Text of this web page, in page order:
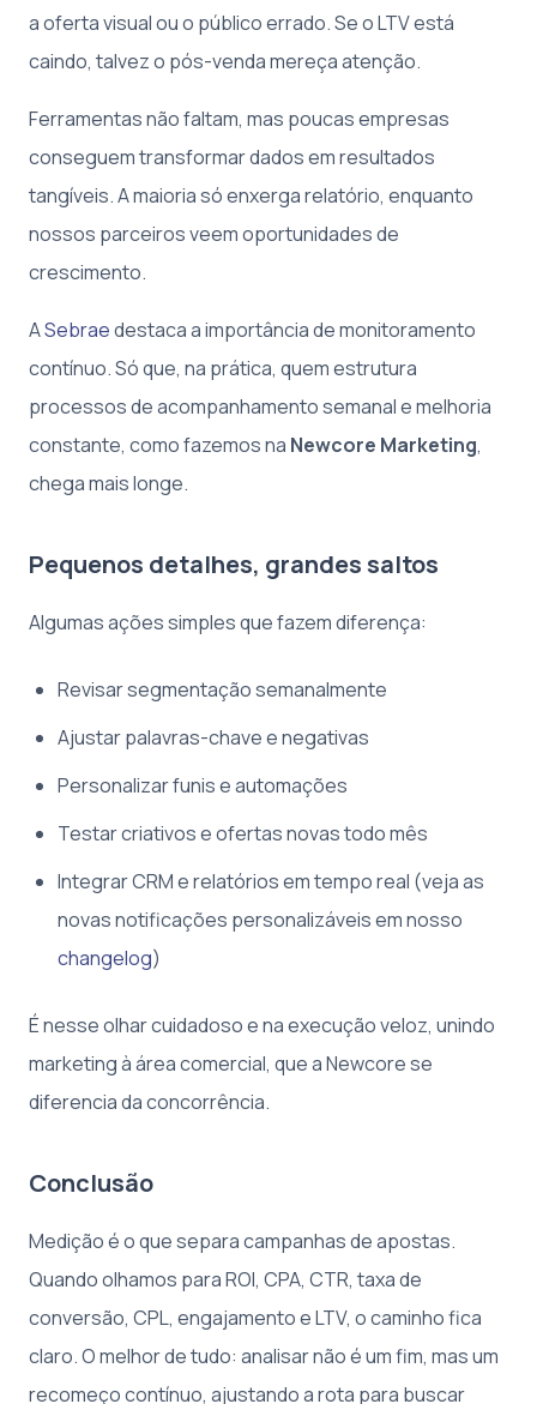
a oferta visual ou o público errado. Se o LTV está
caindo, talvez o pós-venda mereça atenção.
Ferramentas não faltam, mas poucas empresas
conseguem transformar dados em resultados
tangíveis. A maioria só enxerga relatório, enquanto
nossos parceiros veem oportunidades de
crescimento.
ASebraedestaca a importância de monitoramento
contínuo. Só que, na prática, quem estrutura
processos de acompanhamento semanal e melhoria
constante, como fazemos na Newcore Marketing,
chega mais longe.
Pequenos detalhes, grandes saltos
Algumas ações simples que fazem diferença:
Revisar segmentação semanalmente
Ajustar palavras-chave e negativas
Personalizar funis e automações
Testar criativos e ofertas novas todo mês
Integrar CRM e relatórios em tempo real (veja as
novas notificações personalizáveis em nosso
changelog)
É nesse olhar cuidadoso e na execução veloz, unindo
marketing à área comercial, que a Newcore se
diferencia da concorrência.
Conclusão
Medição é o que separa campanhas de apostas.
Quando olhamos para ROI, CPA, CTR, taxa de
conversão, CPL, engajamento e LTV, o caminho fica
claro. O melhor de tudo: analisar não é um fim, mas um
recomeço contínuo, ajustando a rota para buscar